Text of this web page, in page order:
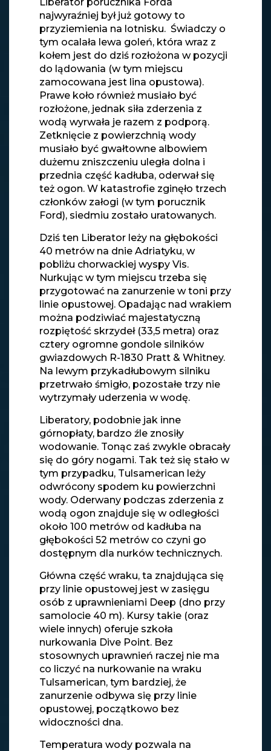
najwyraźniej był już gotowy to
przyziemienia na lotnisku. Świadczy o
tym ocalała lewa goleń, która wraz z
kołem jest do dziś rozłożona w pozycji
do lądowania (w tym miejscu
zamocowana jest lina opustowa).
Prawe koło również musiało być
rozłożone, jednak siła zderzenia z
wodą wyrwała je razem z podporą.
Zetknięcie z powierzchnią wody
musiało być gwałtowne albowiem
dużemu zniszczeniu uległa dolna i
przednia część kadłuba, oderwał się
też ogon. W katastrofie zginęło trzech
członków załogi (w tym porucznik
Ford), siedmiu zostało uratowanych.
Dziś ten Liberator leży na głębokości
40 metrów na dnie Adriatyku, w
pobliżu chorwackiej wyspy Vis.
Nurkując w tym miejscu trzeba się
przygotować na zanurzenie w toni przy
linie opustowej. Opadając nad wrakiem
można podziwiać majestatyczną
rozpiętość skrzydeł (33,5 metra) oraz
cztery ogromne gondole silników
gwiazdowych R-1830 Pratt & Whitney.
Na lewym przykadłubowym silniku
przetrwało śmigło, pozostałe trzy nie
wytrzymały uderzenia w wodę.
Liberatory, podobnie jak inne
górnopłaty, bardzo źle znosiły
wodowanie. Tonąc zaś zwykle obracały
się do góry nogami. Tak też się stało w
tym przypadku, Tulsamerican leży
odwrócony spodem ku powierzchni
wody. Oderwany podczas zderzenia z
wodą ogon znajduje się w odległości
około 100 metrów od kadłuba na
głębokości 52 metrów co czyni go
dostępnym dla nurków technicznych.
Główna część wraku, ta znajdująca się
przy linie opustowej jest w zasięgu
osób z uprawnieniami Deep (dno przy
samolocie 40 m). Kursy takie (oraz
wiele innych) oferuje szkoła
nurkowania Dive Point. Bez
stosownych uprawnień raczej nie ma
co liczyć na nurkowanie na wraku
Tulsamerican, tym bardziej, że
zanurzenie odbywa się przy linie
opustowej, początkowo bez
widoczności dna.
Temperatura wody pozwala na